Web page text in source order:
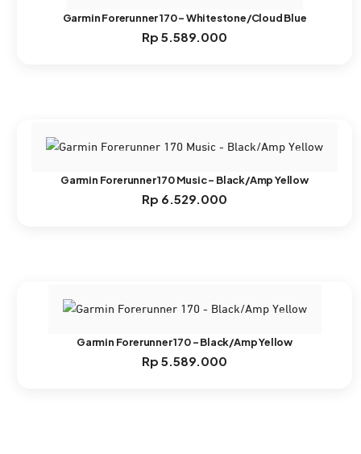
Garmin Forerunner 170 – Whitestone/Cloud Blue
Rp 5.589.000
Garmin Forerunner 170 Music – Black/Amp Yellow
Rp 6.529.000
Garmin Forerunner 170 – Black/Amp Yellow
Rp 5.589.000